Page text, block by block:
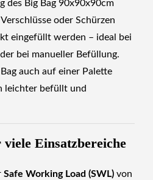
des Big Bag 90x90x90cm
oder Schürzen
eingefüllt werden – ideal bei
bei manueller Befüllung.
auch auf einer Palette
leichter befüllt und
Einsatzbereiche
Safe Working Load (SWL) von